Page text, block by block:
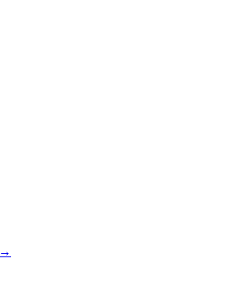
→